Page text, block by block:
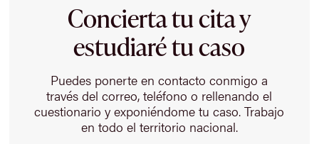
Concierta tu cita y
estudiaré tu caso
Puedes ponerte en contacto conmigo a
través del correo, teléfono o rellenando el
cuestionario y exponiéndome tu caso. Trabajo
en todo el territorio nacional.